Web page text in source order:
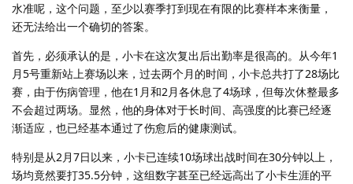
水准呢，这个问题，至少以赛季打到现在有限的比赛样本来衡量，
还无法给出一个确切的答案。
首先，必须承认的是，小卡在这次复出后出勤率是很高的。从今年1
月5号重新站上赛场以来，过去两个月的时间，小卡总共打了28场比
赛，由于伤病管理，他在1月和2月各休息了4场球，但每次休整最多
不会超过两场。显然，他的身体对于长时间、高强度的比赛已经逐
渐适应，也已经基本通过了伤愈后的健康测试。
特别是从2月7日以来，小卡已连续10场球出战时间在30分钟以上，
场均竟然要打35.5分钟，这组数字甚至已经远高出了小卡生涯的平